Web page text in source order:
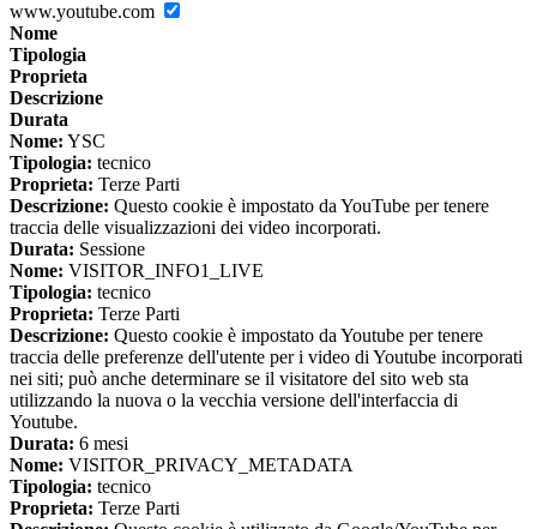
www.youtube.com
Nome
Tipologia
Proprieta
Descrizione
Durata
Nome: YSC
Tipologia: tecnico
Proprieta: Terze Parti
Descrizione: Questo cookie è impostato da YouTube per tenere
traccia delle visualizzazioni dei video incorporati.
Durata: Sessione
Nome: VISITOR_INFO1_LIVE
Tipologia: tecnico
Proprieta: Terze Parti
Descrizione: Questo cookie è impostato da Youtube per tenere
traccia delle preferenze dell'utente per i video di Youtube incorporati
nei siti; può anche determinare se il visitatore del sito web sta
utilizzando la nuova o la vecchia versione dell'interfaccia di
Youtube.
Durata: 6 mesi
Nome: VISITOR_PRIVACY_METADATA
Tipologia: tecnico
Proprieta: Terze Parti